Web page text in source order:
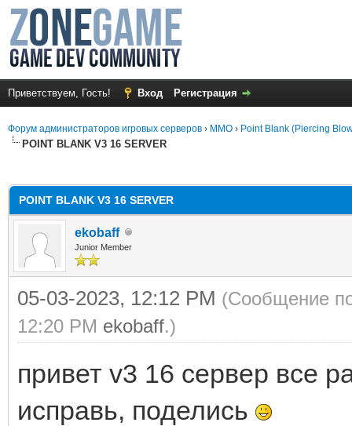
Приветствуем, Гость! Вход Регистрация
Форум администраторов игровых серверов › MMO › Point Blank (Piercing
POINT BLANK V3 16 SERVER
POINT BLANK V3 16 SERVER
ekobaff
Junior Member
05-03-2023, 12:12 PM (Сообщение
12:20 PM ekobaff.)
привет v3 16 сервер все
исправь, поделись